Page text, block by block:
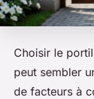
Choisir le
peut sembler
de facteurs à